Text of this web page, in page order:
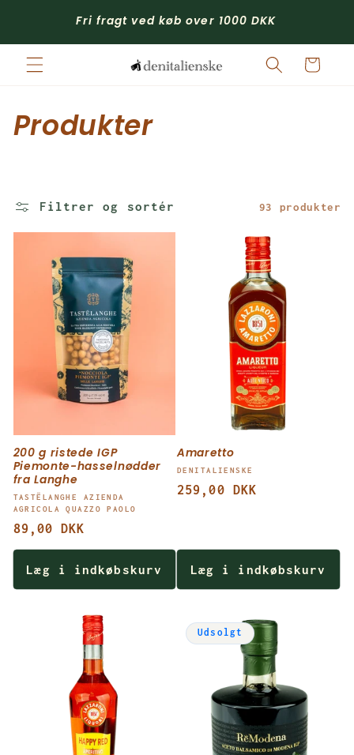
indholdFri fragt ved køb over 1000 DKK
Indkøbskurv
K
l
l
o
n
:
Produkter
Filtrer og sortér 93 produkter
200 g ristede IGP
Piemonte-hasselnødder
fra Langhe
Forhandler:
TASTËLANGHE AZIENDA
AGRICOLA QUAZZO PAOLO
Normalpris
89,00 DKK
Læg i indkøbskurv
Amaretto
Forhandler:
DENITALIENSKE
Normalpris
259,00 DKK
Læg i indkøbskurv
Udsolgt